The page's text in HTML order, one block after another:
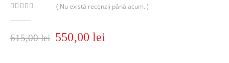
( Nu există recenzii până acum. )
615,00lei 550,00lei